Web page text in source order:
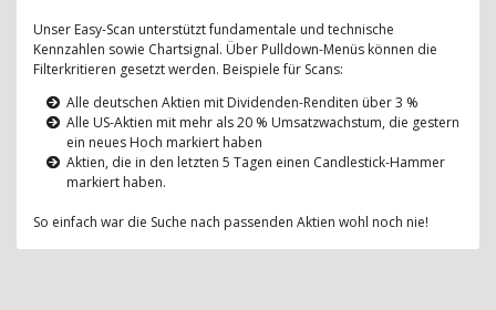
Unser Easy-Scan unterstützt fundamentale und technische
Kennzahlen sowie Chartsignal. Über Pulldown-Menüs können die
Filterkritieren gesetzt werden. Beispiele für Scans:
Alle deutschen Aktien mit Dividenden-Renditen über 3 %
Alle US-Aktien mit mehr als 20 % Umsatzwachstum, die gestern
ein neues Hoch markiert haben
Aktien, die in den letzten 5 Tagen einen Candlestick-Hammer
markiert haben.
So einfach war die Suche nach passenden Aktien wohl noch nie!